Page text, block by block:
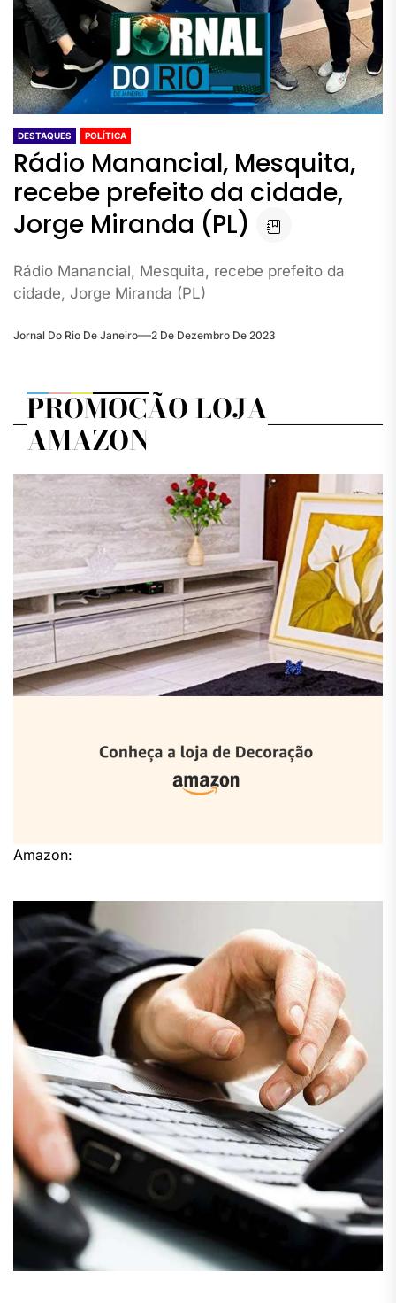
DESTAQUES POLÍTICA
Rádio Manancial, Mesquita,
recebe prefeito da cidade,
Jorge Miranda (PL)
Rádio Manancial, Mesquita, recebe prefeito da
cidade, Jorge Miranda (PL)
Jornal Do Rio De Janeiro 2 De Dezembro De 2023
PROMOÇÃO LOJA
AMAZON
Amazon: